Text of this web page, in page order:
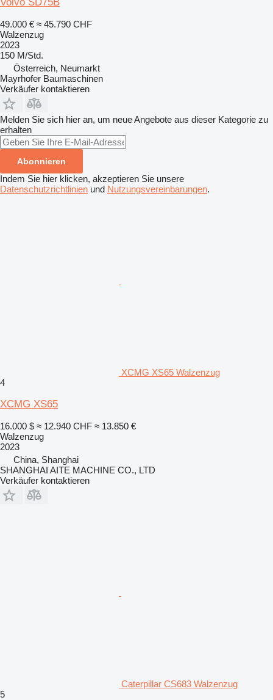
49.000 € ≈ 45.790 CHF
Walzenzug
2023
150 M/Std.
Österreich, Neumarkt
Mayrhofer Baumaschinen
Verkäufer kontaktieren
Melden Sie sich hier an, um neue Angebote aus dieser Kategorie zu
erhalten
Abonnieren
Indem Sie hier klicken, akzeptieren Sie unsere
Datenschutzrichtlinien und Nutzungsvereinbarungen.
XCMG XS65 Walzenzug
4
XCMG XS65
16.000 $ ≈ 12.940 CHF ≈ 13.850 €
Walzenzug
2023
China, Shanghai
SHANGHAI AITE MACHINE CO., LTD
Verkäufer kontaktieren
Caterpillar CS683 Walzenzug
5